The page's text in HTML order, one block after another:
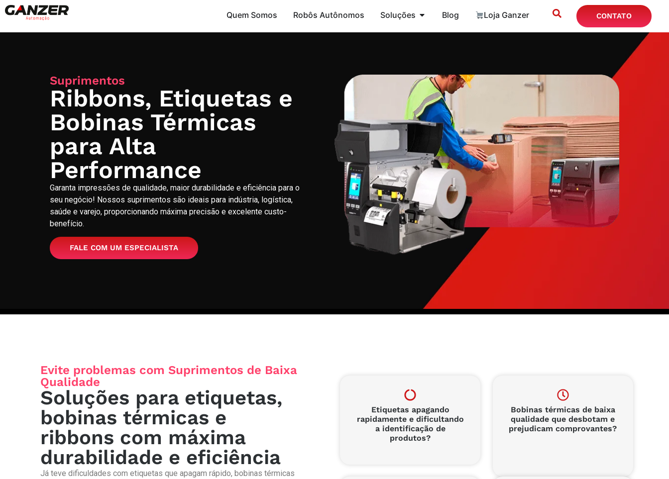
Quem Somos Robôs Autônomos Soluções Blog Loja Ganzer CONTATO
Suprimentos
Ribbons, Etiquetas e
Bobinas Térmicas
para Alta
Performance
Garanta impressões de qualidade, maior durabilidade e eficiência para o
seu negócio! Nossos suprimentos são ideais para indústria, logística,
saúde e varejo, proporcionando máxima precisão e excelente custo-
benefício.
FALE COM UM ESPECIALISTA
Evite problemas com Suprimentos de Baixa
Qualidade
Soluções para etiquetas,
bobinas térmicas e
ribbons com máxima
durabilidade e eficiência
Já teve dificuldades com etiquetas que apagam rápido, bobinas térmicas
Etiquetas apagando
rapidamente e dificultando
a identificação de
produtos?
Bobinas térmicas de baixa
qualidade que desbotam e
prejudicam comprovantes?